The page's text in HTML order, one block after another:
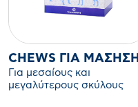
CHEWS ΓΙΑ ΜΆΣΗΣΗ
Για μεσαίους και
μεγαλύτερους σκύλους